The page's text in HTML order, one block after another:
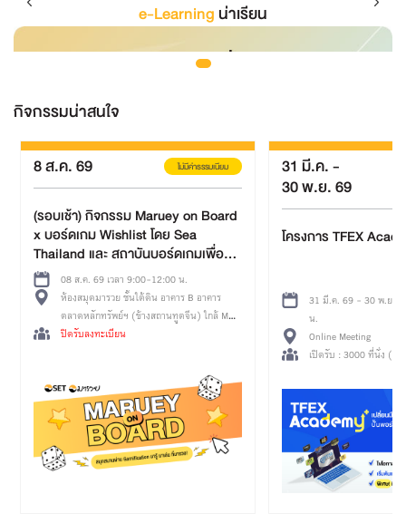
e-Learning น่าเรียน
กิจกรรมน่าสนใจ
31 มี.ค.-
30 พ.ย. 69
โครงการ TFEX
31 มี.ค. 69 - 30 พ.ย.
น.
Online Meeting
เปิดรับ : 3000 ที่นั่ง (ค
8 ส.ค. 69 ไม่มีค่าธรรมเนียม
(รอบเช้า) กิจกรรม Maruey on Board
x บอร์ดเกม Wishlist โดย Sea
Thailand และ สถาบันบอร์ดเกมเพื่อ
การเรียนรู้08 ส.ค. 69 เวลา 9:00-12:00 น.
ห้องสมุดมารวย ชั้นใต้ดิน อาคาร B อาคาร
ตลาดหลักทรัพย์ฯ (ข้างสถานทูตจีน) ใกล้ MRT
ศูนย์วัฒนธรรมฯ ทางออก 3
ปิดรับลงทะเบียน